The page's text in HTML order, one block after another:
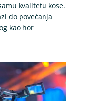
kvalitetu kose.
do povećanja
kao hor